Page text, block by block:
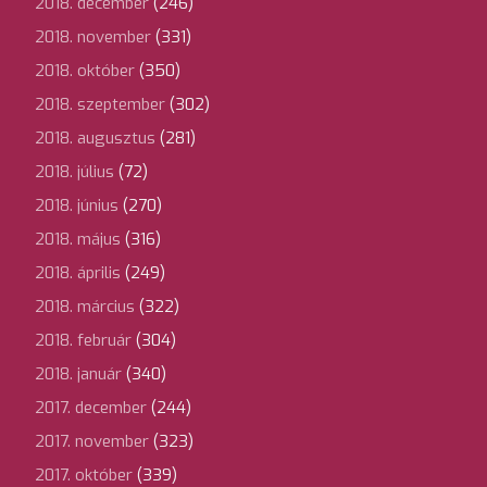
2018. november (331)
2018. október (350)
2018. szeptember (302)
2018. augusztus (281)
2018. július (72)
2018. június (270)
2018. május (316)
2018. április (249)
2018. március (322)
2018. február (304)
2018. január (340)
2017. december (244)
2017. november (323)
2017. október (339)